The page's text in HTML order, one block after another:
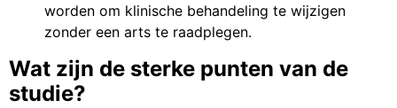
worden om klinische behandeling te wijzigen
zonder een arts te raadplegen.
Wat zijn de sterke punten van de
studie?